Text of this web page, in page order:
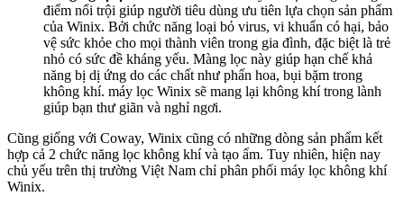
điểm nổi trội giúp người tiêu dùng ưu tiên lựa chọn sản phẩm
của Winix. Bởi chức năng loại bỏ virus, vi khuẩn có hại, bảo
vệ sức khỏe cho mọi thành viên trong gia đình, đặc biệt là trẻ
nhỏ có sức đề kháng yếu. Màng lọc này giúp hạn chế khả
năng bị dị ứng do các chất như phấn hoa, bụi bặm trong
không khí. máy lọc Winix sẽ mang lại không khí trong lành
giúp bạn thư giãn và nghỉ ngơi.
Cũng giống với Coway, Winix cũng có những dòng sản phẩm kết
hợp cả 2 chức năng lọc không khí và tạo ẩm. Tuy nhiên, hiện nay
chủ yếu trên thị trường Việt Nam chỉ phân phối máy lọc không khí
Winix.